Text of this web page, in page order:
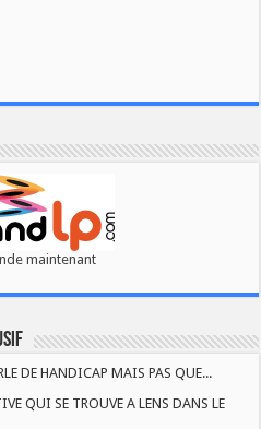
maintenant
DE HANDICAP MAIS PAS QUE...
QUI SE TROUVE A LENS DANS LE